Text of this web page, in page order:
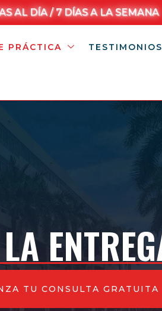
AL DÍA / 7 DÍAS A LA SEMANA
PRÁCTICA TESTIMONIOS
TU CONSULTA GRATUITA